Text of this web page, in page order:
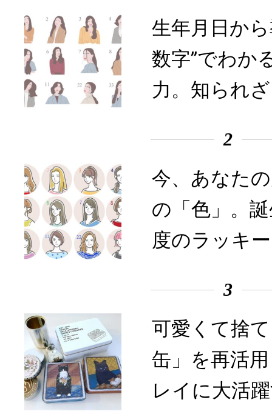
生年月日か
数字”でわか
力。知られ
2
今、あなた
の「色」。
度のラッキ
3
可愛くて捨
缶」を再活
レイに大活